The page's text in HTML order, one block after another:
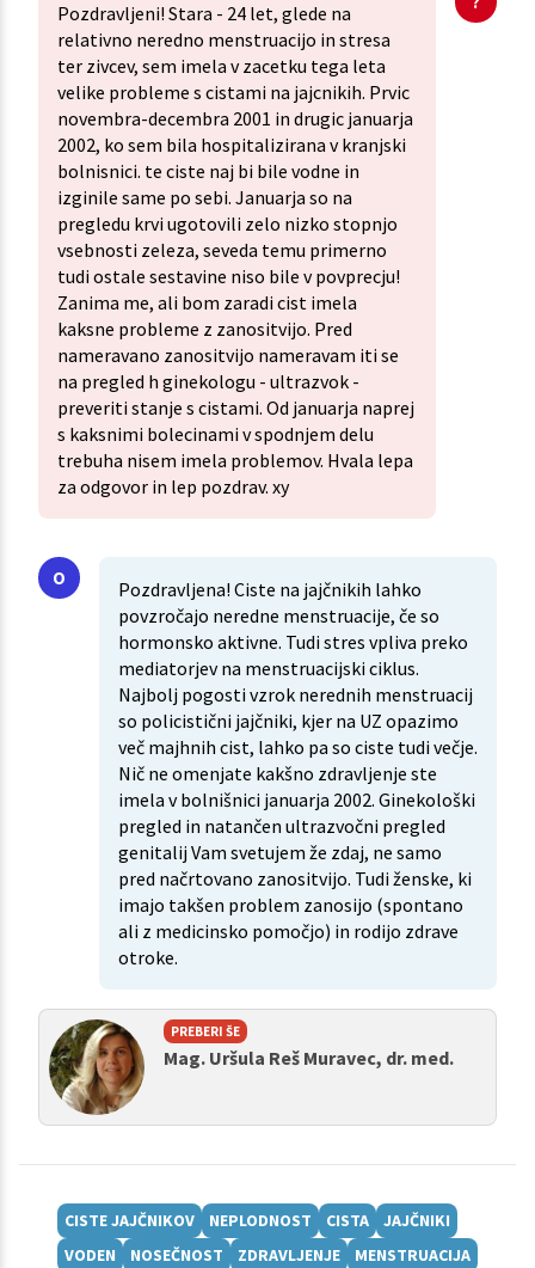
Pozdravljeni! Stara - 24 let, glede na
relativno neredno menstruacijo in stresa
ter zivcev, sem imela v zacetku tega leta
velike probleme s cistami na jajcnikih. Prvic
novembra-decembra 2001 in drugic januarja
2002, ko sem bila hospitalizirana v kranjski
bolnisnici. te ciste naj bi bile vodne in
izginile same po sebi. Januarja so na
pregledu krvi ugotovili zelo nizko stopnjo
vsebnosti zeleza, seveda temu primerno
tudi ostale sestavine niso bile v povprecju!
Zanima me, ali bom zaradi cist imela
kaksne probleme z zanositvijo. Pred
nameravano zanositvijo nameravam iti se
na pregled h ginekologu - ultrazvok -
preveriti stanje s cistami. Od januarja naprej
s kaksnimi bolecinami v spodnjem delu
trebuha nisem imela problemov. Hvala lepa
za odgovor in lep pozdrav. xy
Pozdravljena! Ciste na jajčnikih lahko
povzročajo neredne menstruacije, če so
hormonsko aktivne. Tudi stres vpliva preko
mediatorjev na menstruacijski ciklus.
Najbolj pogosti vzrok nerednih menstruacij
so policistični jajčniki, kjer na UZ opazimo
več majhnih cist, lahko pa so ciste tudi večje.
Nič ne omenjate kakšno zdravljenje ste
imela v bolnišnici januarja 2002. Ginekološki
pregled in natančen ultrazvočni pregled
genitalij Vam svetujem že zdaj, ne samo
pred načrtovano zanositvijo. Tudi ženske, ki
imajo takšen problem zanosijo (spontano
ali z medicinsko pomočjo) in rodijo zdrave
otroke.
PREBERI ŠE
Mag. Uršula Reš Muravec, dr. med.
CISTE JAJČNIKOV NEPLODNOST CISTA
JAJČNIKI
VODEN
NOSEČNOST ZDRAVLJENJE
MENSTRUACIJA